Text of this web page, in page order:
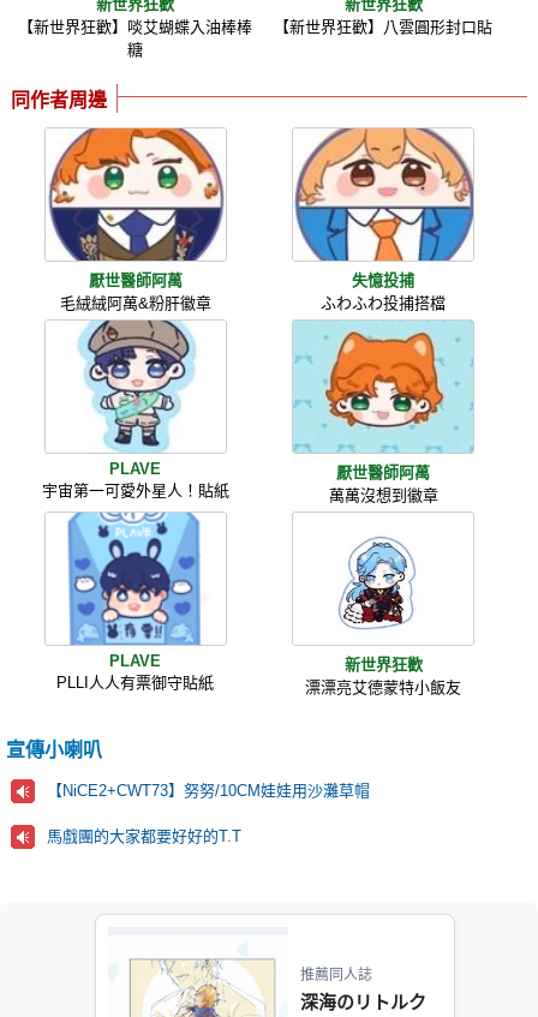
新世界狂歡
【新世界狂歡】啖艾蝴蝶入油棒棒
糖
新世界狂歡
【新世界狂歡】八雲圓形封口貼
同作者周邊
厭世醫師阿萬
毛絨絨阿萬&粉肝徽章
失憶投捕
ふわふわ投捕搭檔
PLAVE
宇宙第一可愛外星人！貼紙
厭世醫師阿萬
萬萬沒想到徽章
PLAVE
PLLI人人有票御守貼紙
新世界狂歡
漂漂亮艾德蒙特小飯友
宣傳小喇叭
【NiCE2+CWT73】努努/10CM娃娃用沙灘草帽
馬戲團的大家都要好好的T.T
推薦同人誌
深海のリトルク